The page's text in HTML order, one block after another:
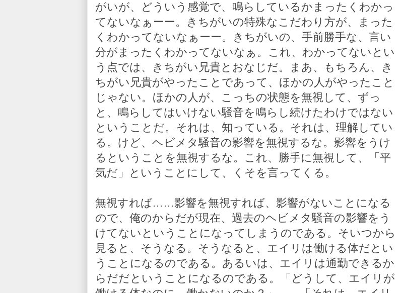
がいが、どういう感覚で、鳴らしているかまったくわかっ
てないなぁーー。きちがいの特殊なこだわり方が、まった
くわかってないなぁーー。きちがいの、手前勝手な、言い
分がまったくわかってないなぁ。これ、わかってないとい
う点では、きちがい兄貴とおなじだ。まあ、もちろん、き
ちがい兄貴がやったことであって、ほかの人がやったこと
じゃない。ほかの人が、こっちの状態を無視して、ずっ
と、鳴らしてはいけない騒音を鳴らし続けたわけではない
ということだ。それは、知っている。それは、理解してい
る。けど、ヘビメタ騒音の影響を無視するな。影響をうけ
るということを無視するな。これ、勝手に無視して、「平
気だ」ということにして、くそを言ってくる。
無視すれば……影響を無視すれば、影響がないことになる
ので、俺のからだが現在、過去のヘビメタ騒音の影響をう
けてないということになってしまうのである。そいつから
見ると、そうなる。そうなると、エイリは働ける体だとい
うことになるのである。あるいは、エイリは通勤できるか
らだだということになるのである。「どうして、エイリが